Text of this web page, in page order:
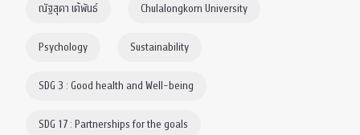
ณัฐสุดา เต้พันธ์ Chulalongkorn University
Psychology Sustainability
SDG 3 : Good health and Well-being
SDG 17 : Partnerships for the goals